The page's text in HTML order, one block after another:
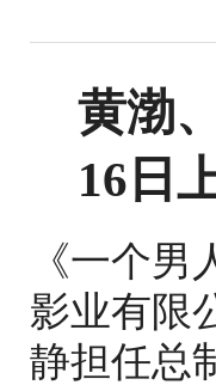
黄渤
16日
《一个
影业有限
静担任总